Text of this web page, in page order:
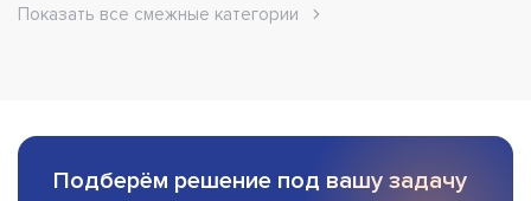
Показать все смежные категории
Подберём решение под вашу задачу